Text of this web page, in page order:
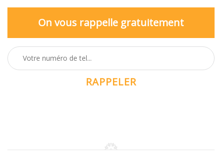
On vous rappelle gratuitement